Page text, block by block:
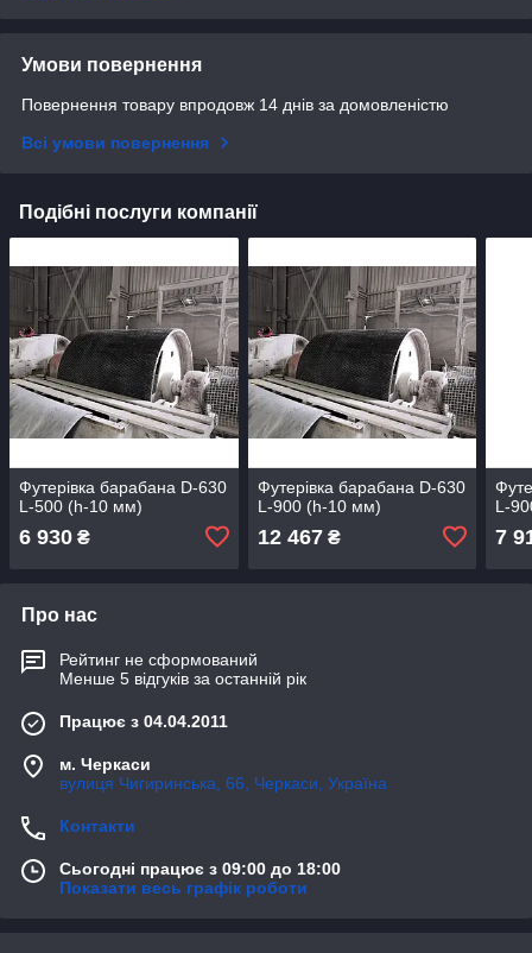
Умови повернення
Повернення товару впродовж 14 днів за домовленістю
Всі умови повернення
Подібні послуги компанії
Футерівка барабана D-630
L-500 (h-10 мм)
6 930 ₴
Футерівка барабана D-630
L-900 (h-10 мм)
12 467₴
L-
7
Про нас
Рейтинг не сформований
Менше 5 відгуків за останній рік
Працює з 04.04.2011
м. Черкаси
вулиця Чигиринська, 66, Черкаси, Україна
Контакти
Сьогодні працює з 09:00 до 18:00
Показати весь графік роботи